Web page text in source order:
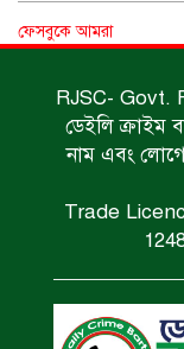
ফেসবুকে আমরা
RJSC- Govt.
ডেইলি ক্রাইম
নাম এবং
Trade